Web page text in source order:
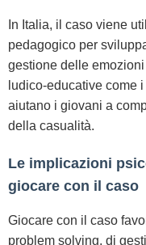
In Italia, il caso viene
pedagogico per
gestione delle
ludico-educative come
aiutano i giovani a
della casualità.
Le implicazioni
giocare con il caso
Giocare con il caso
problem solving, di